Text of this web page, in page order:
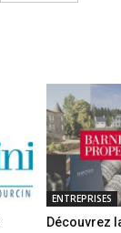
ENTREPRISES
Découvrez